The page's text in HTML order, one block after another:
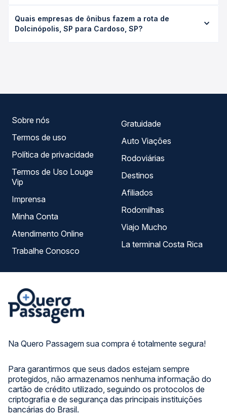
exata de cada opção na data desejada.
Cardoso, SP custa em média R$ 33,98 e varia conforme a
data da viagem, a empresa, o tipo de poltrona e a
Quais empresas de ônibus fazem a rota de
Dolcinópolis, SP para Cardoso, SP?
Na Quero Passagem sua compra é totalmente segura!
Para garantirmos que seus dados estejam sempre
protegidos, não armazenamos nenhuma informação do
cartão de crédito utilizado, seguindo os protocolos de
criptografia e de segurança das principais instituições
bancárias do Brasil.
Sobre nós
Termos de uso
Política de privacidade
Termos de Uso Louge
Vip
Imprensa
Minha Conta
Atendimento Online
Trabalhe Conosco
Gratuidade
Auto Viações
Rodoviárias
Destinos
Afiliados
Rodomilhas
Viajo Mucho
La terminal Costa Rica